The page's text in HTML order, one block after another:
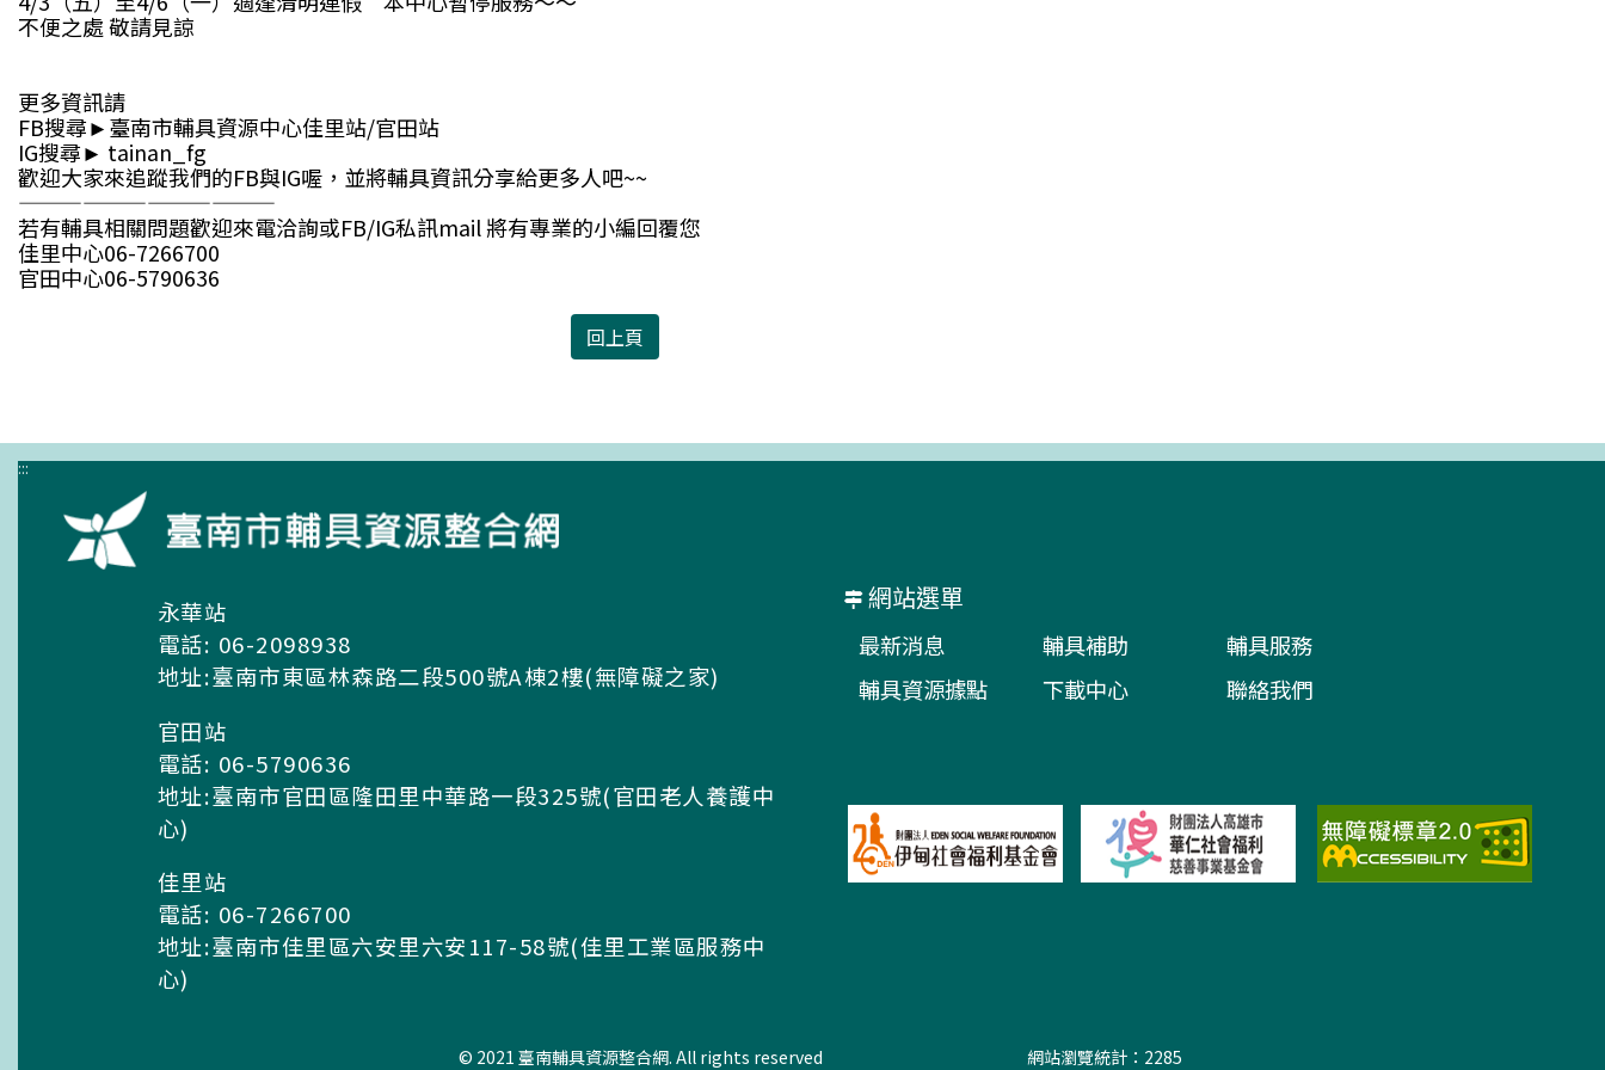
不便之處 敬請見諒
更多資訊請
FB搜尋►臺南市輔具資源中心佳里站/官田站
IG搜尋► tainan_fg
歡迎大家來追蹤我們的FB與IG喔，並將輔具資訊分享給更多人吧~~
————————————
若有輔具相關問題歡迎來電洽詢或FB/IG私訊mail 將有專業的小編回覆您
佳里中心06-7266700
官田中心06-5790636
回上頁
:::
永華站
電話: 06-2098938
地址:臺南市東區林森路二段500號A棟2樓(無障礙之家)
官田站
電話: 06-5790636
地址:臺南市官田區隆田里中華路一段325號(官田老人養護中
心)
佳里站
電話: 06-7266700
地址:臺南市佳里區六安里六安117-58號(佳里工業區服務中
心)
網站選單
最新消息 輔具補助
輔具服務
輔具資源據點
下載中心 聯絡我們
© 2021 臺南輔具資源整合網. All rights reserved 網站瀏覽統計：2285